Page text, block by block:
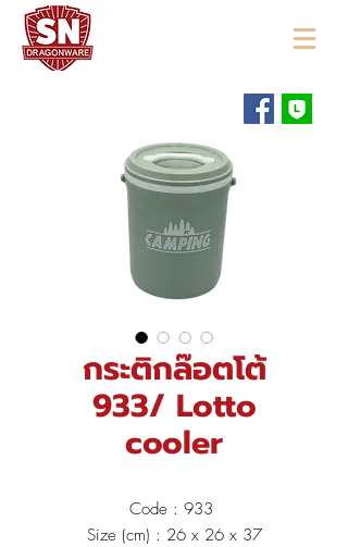
กระติกล๊อตโต้
933/ Lotto
cooler
Code : 933
Size (cm) : 26 x 26 x 37